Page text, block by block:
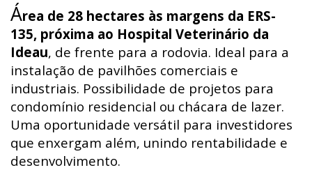
Área de 28 hectares às margens da ERS-
135, próxima ao Hospital Veterinário da
Ideau, de frente para a rodovia. Ideal para a
instalação de pavilhões comerciais e
industriais. Possibilidade de projetos para
condomínio residencial ou chácara de lazer.
Uma oportunidade versátil para investidores
que enxergam além, unindo rentabilidade e
desenvolvimento.